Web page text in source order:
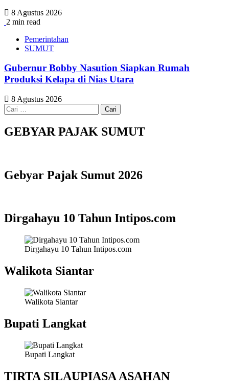
8 Agustus 2026
2 min read
Pemerintahan
SUMUT
Gubernur Bobby Nasution Siapkan Rumah
Produksi Kelapa di Nias Utara
8 Agustus 2026
Cari
untuk:
GEBYAR PAJAK SUMUT
Gebyar Pajak Sumut 2026
Dirgahayu 10 Tahun Intipos.com
Dirgahayu 10 Tahun Intipos.com
Walikota Siantar
Walikota Siantar
Bupati Langkat
Bupati Langkat
TIRTA SILAUPIASA ASAHAN